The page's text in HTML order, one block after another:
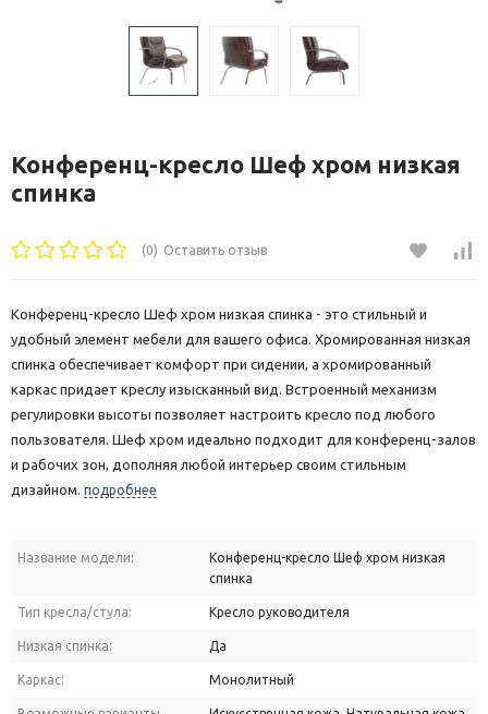
Конференц-кресло Шеф хром низкая
спинка
(0) Оставить отзыв
Конференц-кресло Шеф хром низкая спинка - это стильный и
удобный элемент мебели для вашего офиса. Хромированная низкая
спинка обеспечивает комфорт при сидении, а хромированный
каркас придает креслу изысканный вид. Встроенный механизм
регулировки высоты позволяет настроить кресло под любого
пользователя. Шеф хром идеально подходит для конференц-залов
и рабочих зон, дополняя любой интерьер своим стильным
дизайном. подробнее
Название модели:
Конференц-кресло Шеф хром низкая
спинка
Тип кресла/стула: Кресло руководителя
Низкая спинка: Да
Каркас: Монолитный